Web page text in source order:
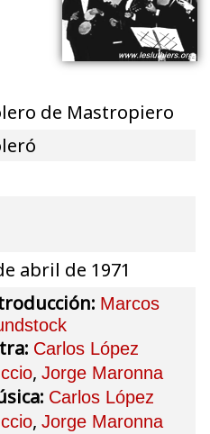
de Mastropiero
abril de 1971
Marcos
Carlos López
, Jorge Maronna
Carlos López
, Jorge Maronna